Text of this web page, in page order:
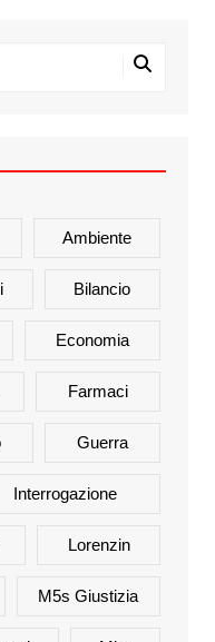
Ambiente
Bilancio
Economia
Farmaci
Guerra
Interrogazione
Lorenzin
M5s Giustizia